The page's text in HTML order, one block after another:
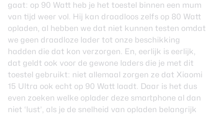
gaat: op 90 Watt heb je het toestel binnen een mum
van tijd weer vol. Hij kan draadloos zelfs op 80 Watt
opladen, al hebben we dat niet kunnen testen omdat
we geen draadloze lader tot onze beschikking
hadden die dat kon verzorgen. En, eerlijk is eerlijk,
dat geldt ook voor de gewone laders die je met dit
toestel gebruikt: niet allemaal zorgen ze dat Xiaomi
15 Ultra ook echt op 90 Watt laadt. Daar is het dus
even zoeken welke oplader deze smartphone al dan
niet ‘lust’, als je de snelheid van opladen belangrijk